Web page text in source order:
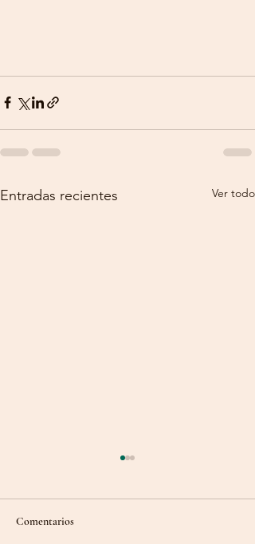
Entradas recientes Ver todo
Comentarios